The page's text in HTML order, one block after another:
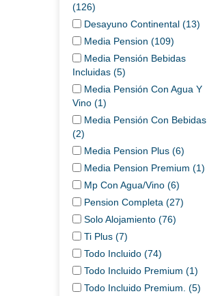
(126)
Desayuno Continental (13)
Media Pension (109)
Media Pensión Bebidas
Incluidas (5)
Media Pensión Con Agua Y
Vino (1)
Media Pensión Con Bebidas
(2)
Media Pension Plus (6)
Media Pension Premium (1)
Mp Con Agua/vino (6)
Pension Completa (27)
Solo Alojamiento (76)
Ti Plus (7)
Todo Incluido (74)
Todo Incluido Premium (1)
Todo Incluido Premium. (5)